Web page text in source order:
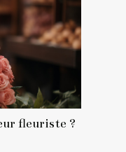
fleuriste ?